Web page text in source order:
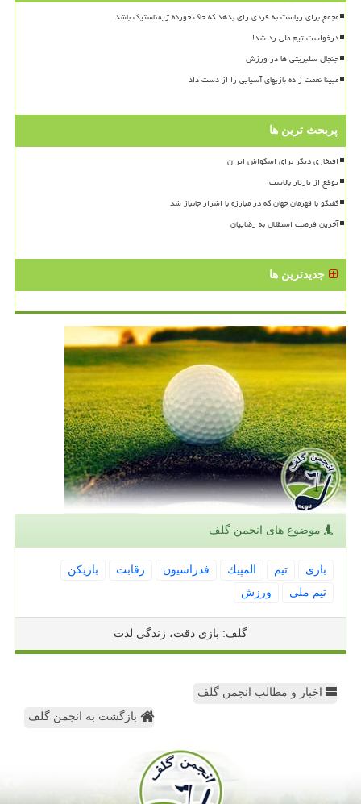
مجمع برای ریاست به فردی رای بدهد که خاک خورده ژیمناستیک باشد
درخواست تیم ملی رد شد!
جنجال سلبریتی ها در ورزش
مبینا نعمت زاده بازیهای آسیایی را از دست داد
پربحث ترین ها
افتخاری دیگر برای اسکواش ایران
توقع از تارتار بالاست
گفتگو با قهرمان جهان که در مبارزه با اشرار جانباز شد
آخرین فرصت استقلال به رضاییان
جدیدترین ها
موضوع های انجمن گلف
بازی تیم المپیك فدراسیون رقابت
بازیكن
تیم ملی
ورزش
گلف: بازی دقت، زندگی لذت
اخبار و مطالب انجمن گلف
بازگشت به انجمن گلف